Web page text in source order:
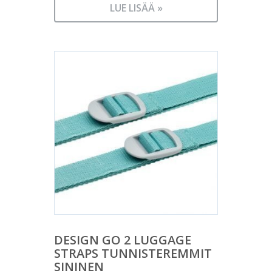
LUE LISÄÄ »
DESIGN GO 2 LUGGAGE
STRAPS TUNNISTEREMMIT
SININEN